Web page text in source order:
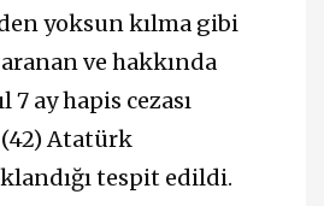
yoksun kılma gibi
ve hakkında
7 ay hapis cezası
(42) Atatürk
tespit edildi.